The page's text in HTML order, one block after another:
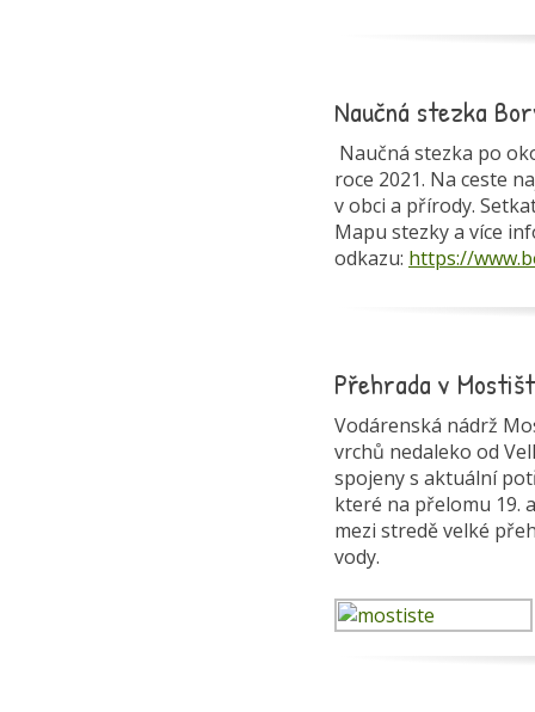
Naučná stezka
Naučná stezka po
roce 2021. Na ceste
v obci a přírody.
Mapu stezky a více
odkazu: https://
Přehrada v
Vodárenská nádrž
vrchů nedaleko od
spojeny s aktuální
které na přelomu 19.
mezi stredě velké
vody.